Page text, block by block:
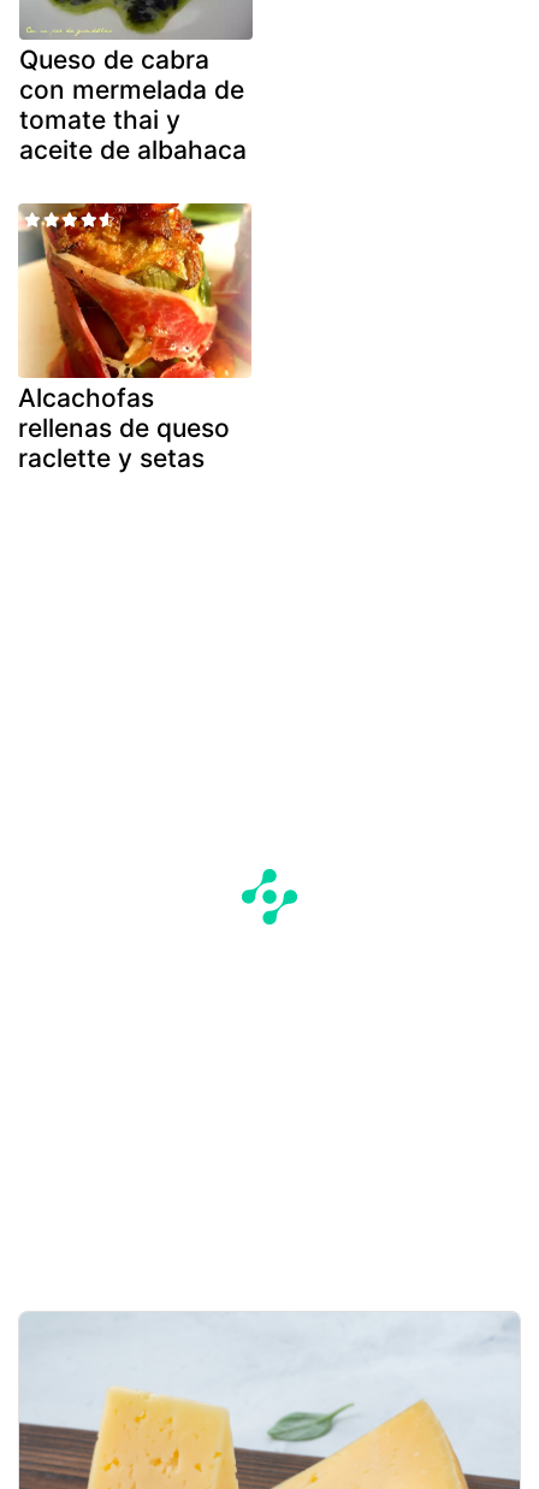
Queso de cabra
con mermelada de
tomate thai y
aceite de albahaca
Alcachofas
rellenas de queso
raclette y setas